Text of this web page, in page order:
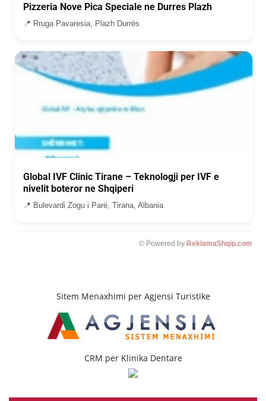
Pizzeria Nove Pica Speciale ne Durres Plazh
📍 Rruga Pavaresia, Plazh Durrës
Global IVF Clinic Tirane – Teknologji per IVF e
nivelit boteror ne Shqiperi
📍 Bulevardi Zogu i Parë, Tirana, Albania
© Powered by ReklamaShqip.com
Sitem Menaxhimi per Agjensi Turistike
CRM per Klinika Dentare